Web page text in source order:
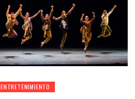
ENTRETENIMIENTO